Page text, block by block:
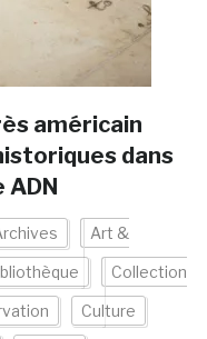
américain
dans
Art &
Collection
Culture